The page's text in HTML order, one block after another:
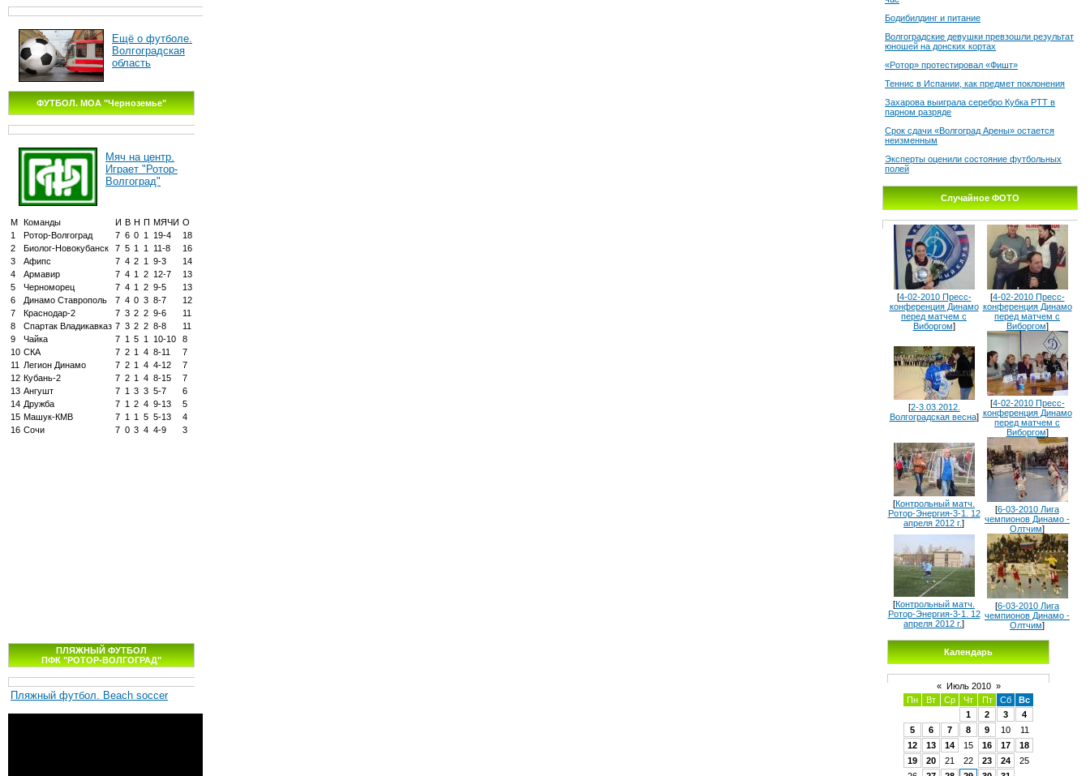
Ещё о футболе.
Волгоградская
область
ФУТБОЛ. МОА "Черноземье"
Мяч на центр.
Играет "Ротор-
Волгоград"
М Команды И В Н П МЯЧИ О
1
Ротор-Волгоград 7 6 0 1 19-4
18
2
Биолог-Новокубанск 7 5 1 1 11-8
16
3
Афипс 7 4 2 1 9-3
14
4
Армавир 7 4 1 2 12-7
13
5
Черноморец 7 4 1 2 9-5
13
6
Динамо Ставрополь 7 4 0 3 8-7
12
7
Краснодар-2 7 3 2 2 9-6
11
8
Спартак Владикавказ 7 3 2 2 8-8
11
9
Чайка 7 1 5 1 10-10
8
10 СКА 7 2 1 4 8-11
7
11
Легион Динамо 7 2 1 4 4-12
7
12 Кубань-2 7 2 1 4 8-15
7
13 Ангушт 7 1 3 3 5-7
6
14 Дружба 7 1 2 4 9-13
5
15 Машук-КМВ 7 1 1 5 5-13
4
16 Сочи 7 0 3 4 4-9 3
ПЛЯЖНЫЙ ФУТБОЛ
ПФК "РОТОР-ВОЛГОГРАД"
Пляжный футбол. Beach soccer
Бодибилдинг и питание
Волгоградские девушки превзошли результат
юношей на донских кортах
«Ротор» протестировал «Фишт»
Теннис в Испании, как предмет поклонения
Захарова выиграла серебро Кубка РТТ в
парном разряде
Срок сдачи «Волгоград Арены» остается
неизменным
Эксперты оценили состояние футбольных
полей
Случайное ФОТО
[4-02-2010 Пресс-
конференция Динамо
перед матчем с
Виборгом]
[4-02-2010 Пресс-
конференция Динамо
перед матчем с
Виборгом]
[2-3.03.2012.
Волгоградская весна]
[4-02-2010 Пресс-
конференция Динамо
перед матчем с
Виборгом]
[Контрольный матч.
Ротор-Энергия-3-1. 12
апреля 2012 г.]
[6-03-2010 Лига
чемпионов Динамо -
Олтчим]
[Контрольный матч.
Ротор-Энергия-3-1. 12
апреля 2012 г.]
[6-03-2010 Лига
чемпионов Динамо -
Олтчим]
Календарь
« Июль 2010 »
Пн
Вт Ср Чт Пт Сб
Вс
1
2 3
4
5
6 7 8 9 10
11
12
13 14 15 16 17
18
19
20 21 22 23 24
25